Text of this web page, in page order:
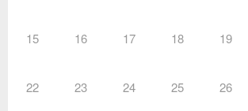
15 16 17 18 19
22 23 24 25 26